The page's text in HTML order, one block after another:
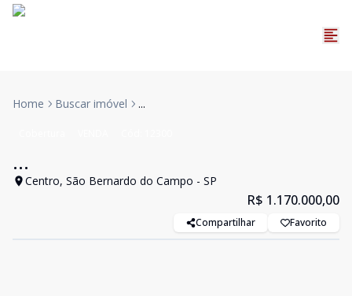
Home Buscar imóvel ...
...
Centro, São Bernardo do Campo - SP
R$ 1.170.000,00
Compartilhar Favorito